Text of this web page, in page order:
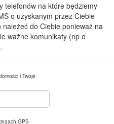
telefonów na które będziemy
o uzyskanym przez Ciebie
do Ciebie ponieważ na
ważne komunikaty (np o
i Twoje
GPS